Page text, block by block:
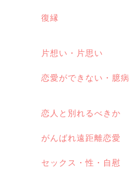
復縁
片想い・片思い
恋愛ができない・臆病
恋人と別れるべきか
がんばれ遠距離恋愛
セックス・性・自慰